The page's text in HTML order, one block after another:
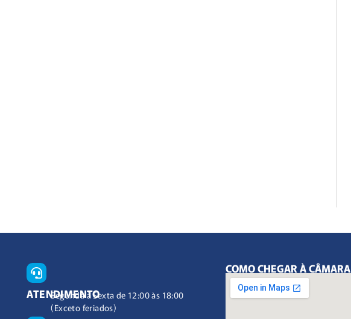
ATENDIMENTO
Segunda à Sexta de 12:00 às 18:00
(Exceto feriados)
COMO CHEGAR À CÂMARA